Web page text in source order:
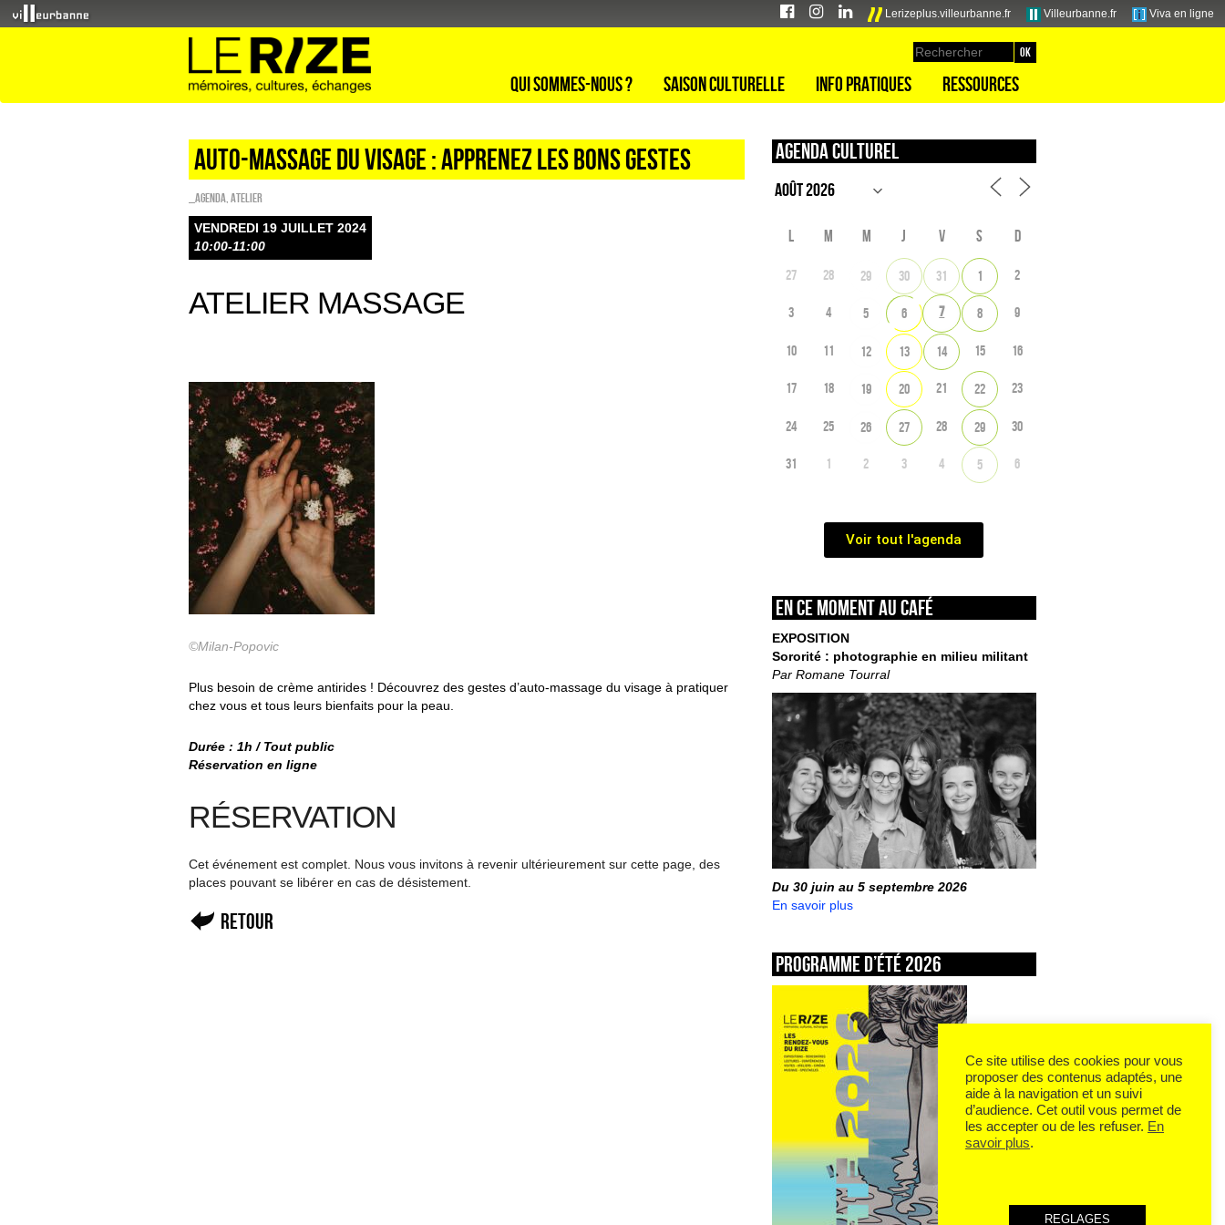
Lerizeplus.villeurbanne.fr Villeurbanne.fr Viva en ligne
Qui sommes-nous ? Saison culturelle Info pratiques Ressources
AUTO-MASSAGE DU VISAGE : APPRENEZ LES BONS GESTES
_Agenda Atelier
VENDREDI 19 JUILLET 2024
10:00-11:00
ATELIER MASSAGE
©Milan-Popovic
Plus besoin de crème antirides ! Découvrez des gestes d’auto-massage du visage à pratiquer
chez vous et tous leurs bienfaits pour la peau.
Durée : 1h / Tout public
Réservation en ligne
RÉSERVATION
Cet événement est complet. Nous vous invitons à revenir ultérieurement sur cette page, des
places pouvant se libérer en cas de désistement.
Retour
Agenda culturel
L M M J V S D
27 28 29 30 31 1 2
3 4 5 6 7 8 9
10 11 12 13 14 15 16
17 18 19 20 21 22 23
24 25 26 27 28 29 30
31 1 2 3 4 5 6
Voir tout l'agenda
En ce moment au café
EXPOSITION
Sororité : photographie en milieu militant
Par Romane Tourral
Du 30 juin au 5 septembre 2026
En savoir plus
Programme d’été 2026
Ce site utilise des cookies pour vous
proposer des contenus adaptés, une
aide à la navigation et un suivi
d’audience. Cet outil vous permet de
les accepter ou de les refuser. En
savoir plus.
REGLAGES